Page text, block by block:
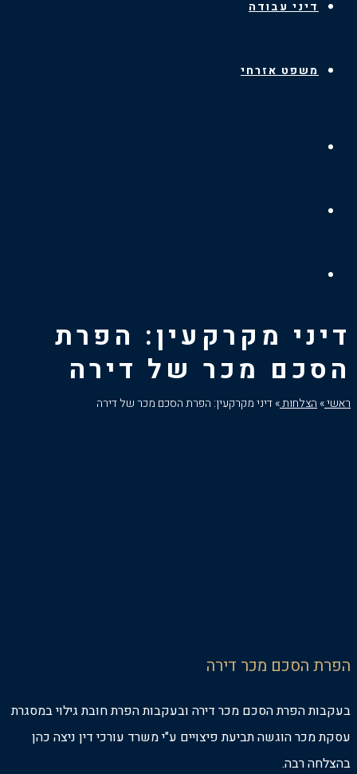
דיני עבודה
משפט אזרחי
דיני מקרקעין: הפרת
הסכם מכר של דירה
ראשי» הצלחות»דיני מקרקעין: הפרת הסכם מכר של דירה
הפרת הסכם מכר דירה
בעקבות הפרת הסכם מכר דירה ובעקבות הפרת חובת גילוי במסגרת
עסקת מכר הוגשה תביעת פיצויים ע"י משרד עורכי דין ניצה כהן
בהצלחה רבה.